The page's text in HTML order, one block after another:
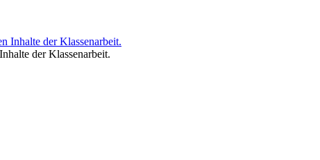
der Klassenarbeit.